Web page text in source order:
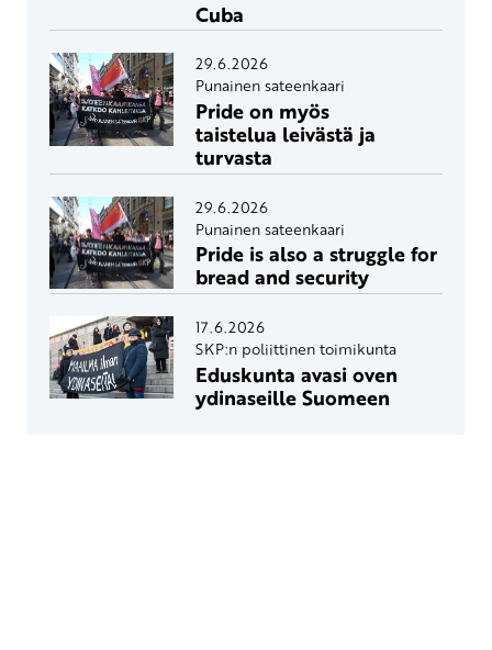
Cuba
29.6.2026
Punainen sateenkaari
Pride on myös
taistelua leivästä ja
turvasta
29.6.2026
Punainen sateenkaari
Pride is also a struggle for
bread and security
17.6.2026
SKP:n poliittinen toimikunta
Eduskunta avasi oven
ydinaseille Suomeen